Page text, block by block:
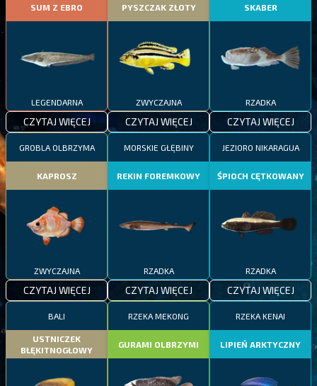
SUM Z EBRO
LEGENDARNA
CZYTAJ WIĘCEJ
PYSZCZAK ZŁOTY
ZWYCZAJNA
CZYTAJ WIĘCEJ
SKABER
RZADKA
CZYTAJ WIĘCEJ
GROBLA OLBRZYMA
KAPROSZ
ZWYCZAJNA
CZYTAJ WIĘCEJ
MORSKIE GŁĘBINY
REKIN FOREMKOWY
RZADKA
CZYTAJ WIĘCEJ
JEZIORO NIKARAGUA
ŚPIOCH CĘTKOWANY
RZADKA
CZYTAJ WIĘCEJ
BALI
USTNICZEK
BŁĘKITNOGŁOWY
RZEKA MEKONG
GURAMI OLBRZYMI
RZEKA KENAI
LIPIEŃ ARKTYCZNY